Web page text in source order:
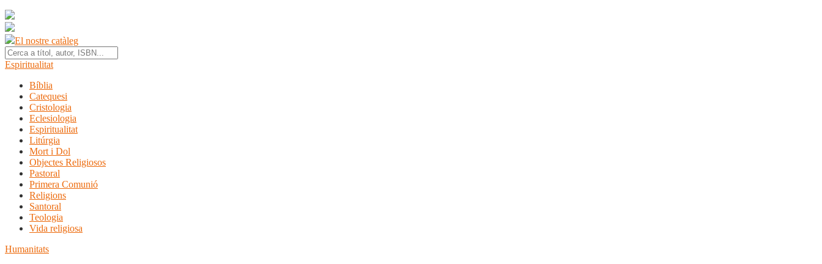
El nostre catàleg
Espiritualitat
Bíblia
Catequesi
Cristologia
Eclesiologia
Espiritualitat
Litúrgia
Mort i Dol
Objectes Religiosos
Pastoral
Primera Comunió
Religions
Santoral
Teologia
Vida religiosa
Humanitats